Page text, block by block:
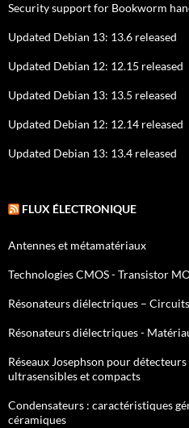
Security support for Bookworm
Updated Debian 13: 13.6 released
Updated Debian 12: 12.15 released
Updated Debian 13: 13.5 released
Updated Debian 12: 12.14 released
Updated Debian 13: 13.4 released
FLUX ÉLECTRONIQUE
Antennes et métamatériaux
Technologies CMOS - Transistor
Résonateurs diélectriques –
Résonateurs diélectriques -
Réseaux Josephson pour
ultrasensibles et compacts
Condensateurs : caractéristiques
céramiques